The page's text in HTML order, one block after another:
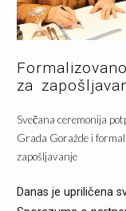
za
Svečana ceremonija
Grada Goražde i
zapošljavanje
Danas je upriličena